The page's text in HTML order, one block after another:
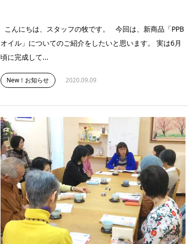
こんにちは、スタッフの牧です。 今回は、新商品「PPB
オイル」についてのご紹介をしたいと思います。 実は6月
頃に完成して...
New！お知らせ 2020.09.09